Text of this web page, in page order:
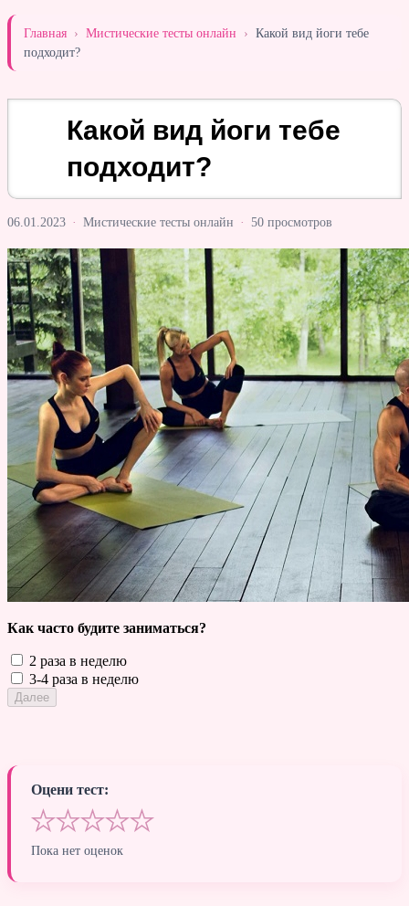
Главная › Мистические тесты онлайн › Какой вид йоги тебе
подходит?
Какой вид йоги тебе
подходит?
06.01.2023 · Мистические тесты онлайн · 50 просмотров
Как часто будите заниматься?
2 раза в неделю
3-4 раза в неделю
Оцени тест:
★★★★★
Пока нет оценок